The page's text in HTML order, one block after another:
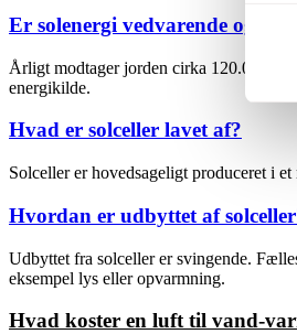
Er solenergi vedvarende og
Årligt modtager jorden cirka 120.000
energikilde.
Hvad er solceller lavet af?
Solceller er hovedsageligt produceret i
Hvordan er udbyttet af
Udbyttet fra solceller er svingende.
eksempel lys eller opvarmning.
Hvad koster en luft til vand-